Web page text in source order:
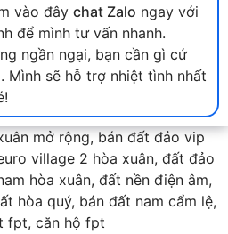
vào đây chat Zalo ngay với
để mình tư vấn nhanh.
ngần ngại, bạn cần gì cứ
Mình sẽ hỗ trợ nhiệt tình nhất
landmap.vn. Phát triển nền
Home Land Việt Nam.
bán đất nam cầu nguyễn tri
mở rộng, bán đất đảo vip
village 2 hòa xuân, đất đảo
hòa xuân, đất nền điện âm,
hòa quý, bán đất nam cẩm lệ,
fpt, căn hộ fpt